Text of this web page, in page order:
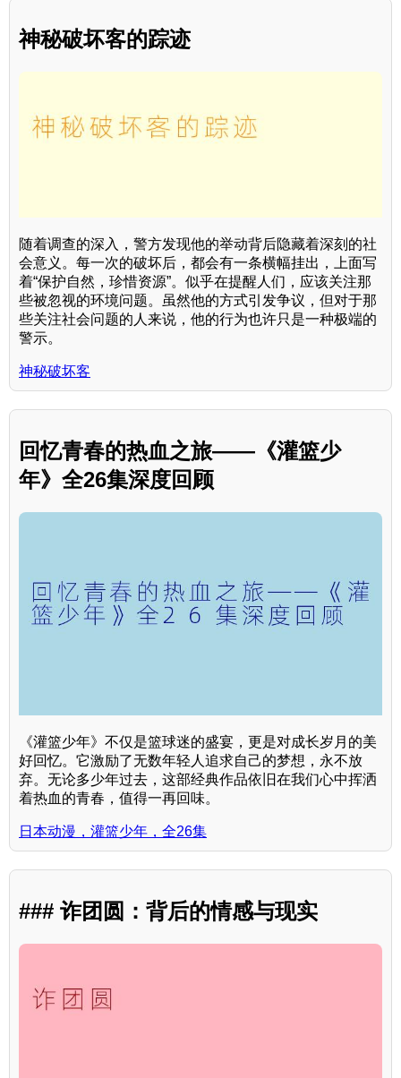
神秘破坏客的踪迹
随着调查的深入，警方发现他的举动背后隐藏着深刻的社
会意义。每一次的破坏后，都会有一条横幅挂出，上面写
着“保护自然，珍惜资源”。似乎在提醒人们，应该关注那
些被忽视的环境问题。虽然他的方式引发争议，但对于那
些关注社会问题的人来说，他的行为也许只是一种极端的
警示。
神秘破坏客
回忆青春的热血之旅——《灌篮少
年》全26集深度回顾
《灌篮少年》不仅是篮球迷的盛宴，更是对成长岁月的美
好回忆。它激励了无数年轻人追求自己的梦想，永不放
弃。无论多少年过去，这部经典作品依旧在我们心中挥洒
着热血的青春，值得一再回味。
日本动漫，灌篮少年，全26集
### 诈团圆：背后的情感与现实